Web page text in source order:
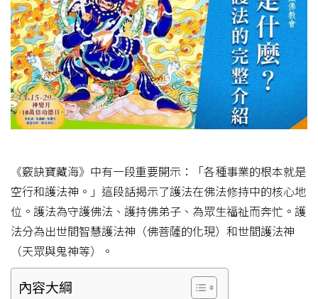
《竅訣寶藏海》中有一段重要開示：「各種事業的根本就是
空行和護法神。」這段話揭示了護法在佛法修持中的核心地
位。護法為守護佛法、護持佛弟子、為眾生福祉而奔忙。護
法分為出世間智慧護法神（佛菩薩的化現）和世間護法神
（天眾與鬼神等）。
內容大綱